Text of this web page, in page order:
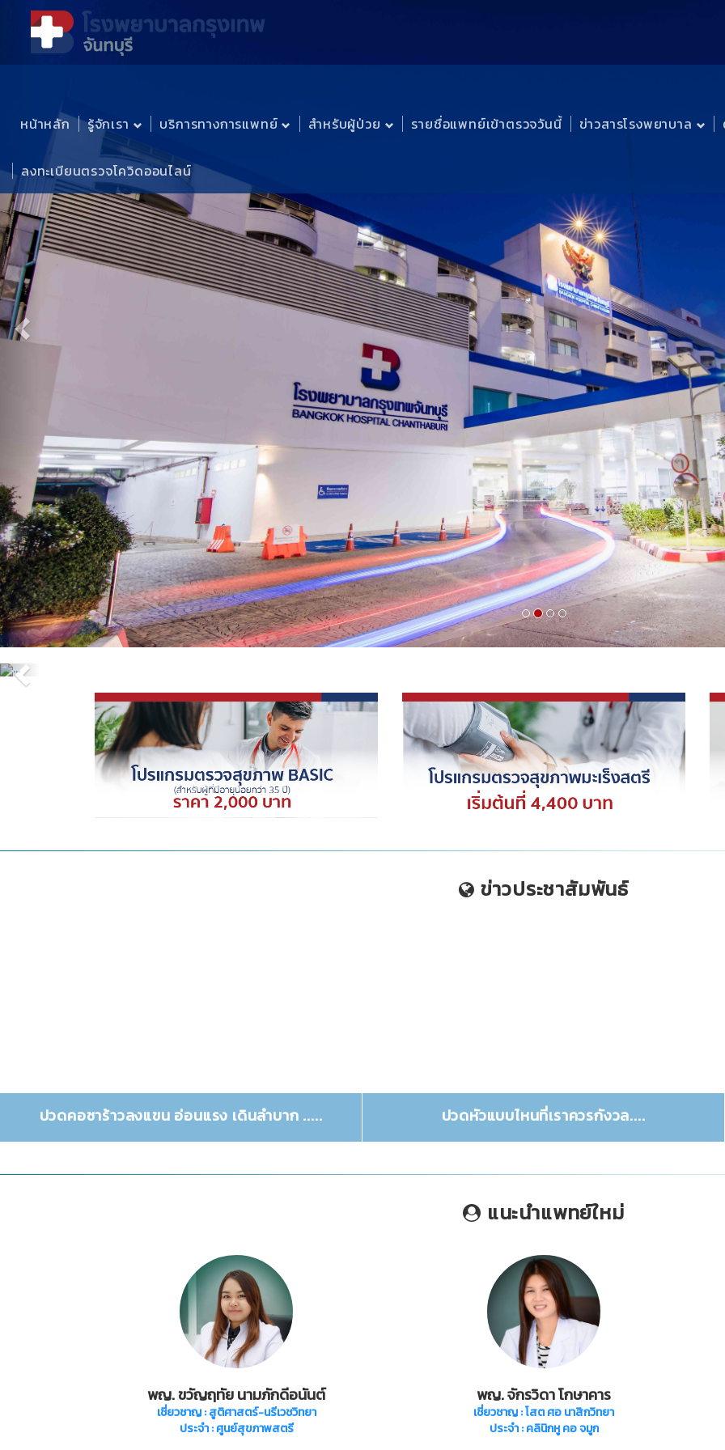
หน้าหลัก รู้จักเรา บริการทางการแพทย์ สำหรับผู้ป่วย รายชื่อแพทย์เข้าตรวจวันนี้ ข่าวสารโรงพยาบาล
ลงทะเบียนตรวจโควิดออนไลน์
Previous
Previous
ข่าวประชาสัมพันธ์
ปวดคอชาร้าวลงแขน อ่อนแรง เดินลำบาก ..... ปวดหัวแบบไหนที่เราควรกังวล....
แนะนำแพทย์ใหม่
พญ. ขวัญฤทัย นามภักดีอนันต์
เชี่ยวชาญ: สูติศาสตร์-นรีเวชวิทยา
ประจำ : ศูนย์สุขภาพสตรี
พญ. จักรวิดา โกษาคาร
เชี่ยวชาญ: โสต ศอ นาสิกวิทยา
ประจำ : คลินิกหู คอ จมูก